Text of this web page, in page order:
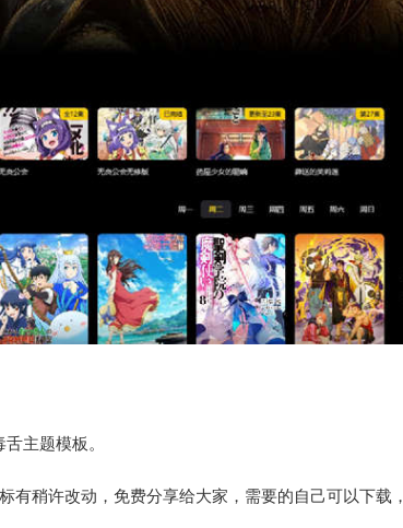
主题模板。
稍许改动，免费分享给大家，需要的自己可以下载，